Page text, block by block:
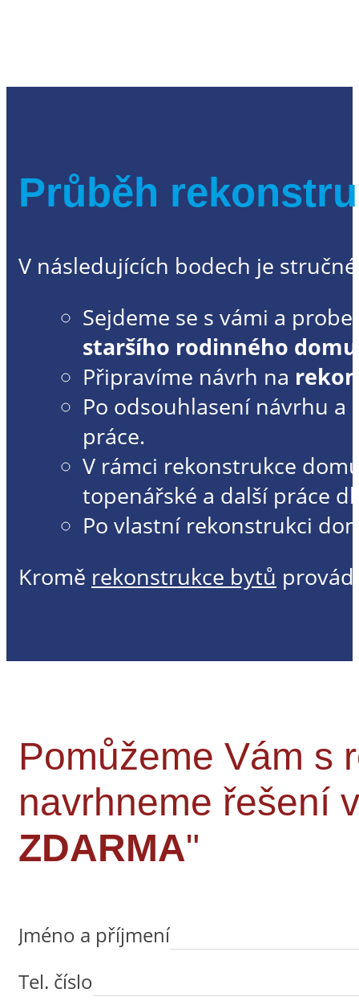
Průběh
V následujících bodech je
Sejdeme se s vámi a
staršího rodinného domu
Připravíme návrh na
Po odsouhlasení návrhu
práce.
V rámci rekonstrukce
topenářské a další práce
Po vlastní rekonstrukci
Kromě rekonstrukce bytů
Pomůžeme Vám s
navrhneme řešení
ZDARMA"
Jméno a příjmení
Tel. číslo